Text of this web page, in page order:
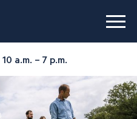
10 a.m. – 7 p.m.